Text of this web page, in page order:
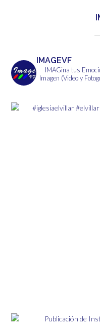
IMAGEVF
IMAGina tus
Imagen (Video y